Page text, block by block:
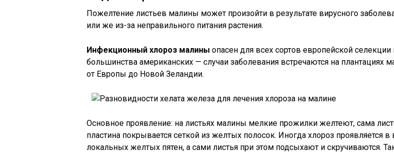
Пожелтение листьев малины может произойти в результате вирусного
или же из-за неправильного питания растения.
Инфекционный хлороз малины опасен для всех сортов европейской селекции
большинства американских — случаи заболевания встречаются на плантациях
от Европы до Новой Зеландии.
Основное проявление: на листьях малины мелкие прожилки желтеют, сама
пластина покрывается сеткой из желтых полосок. Иногда хлороз проявляется в
локальных желтых пятен, а сами листья при этом подсыхают и скручиваются.